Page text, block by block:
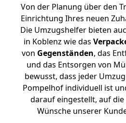
Von der Planung über den
Einrichtung Ihres neuen
Die Umzugshelfer bieten
in Koblenz wie das
von Gegenständen, das
und das Entsorgen von
bewusst, dass jeder
Pompelhof individuell ist
darauf eingestellt, auf
Wünsche unserer